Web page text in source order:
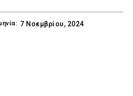
7 Νοεμβρίου, 2024